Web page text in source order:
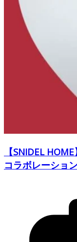
【SNIDEL
コラボレーショ